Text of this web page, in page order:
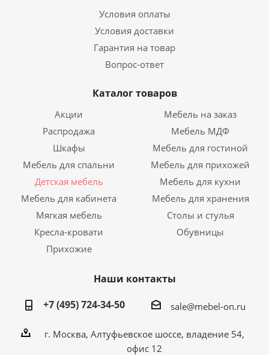
Условия оплаты
Условия доставки
Гарантия на товар
Вопрос-ответ
Каталог товаров
Акции
Мебель на заказ
Распродажа
Мебель МДФ
Шкафы
Мебель для гостиной
Мебель для спальни
Мебель для прихожей
Детская мебель
Мебель для кухни
Мебель для кабинета
Мебель для хранения
Мягкая мебель
Столы и стулья
Кресла-кровати
Обувницы
Прихожие
Наши контакты
+7 (495) 724-34-50
sale@mebel-on.ru
г. Москва, Алтуфьевское шоссе, владение 54,
офис 12